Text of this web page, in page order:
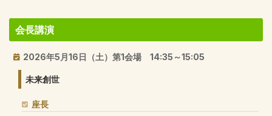
会長講演
2026年5月16日（土）第1会場 14:35～15:05
未来創世
座長